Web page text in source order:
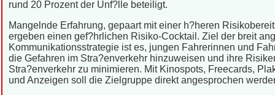
rund 20 Prozent der Unf?lle beteiligt.
Mangelnde Erfahrung, gepaart mit einer h?heren
ergeben einen gef?hrlichen Risiko-Cocktail. Ziel der breit
Kommunikationsstrategie ist es, jungen Fahrerinnen und
die Gefahren im Stra?enverkehr hinzuweisen und ihre
Stra?enverkehr zu minimieren. Mit Kinospots, Freecards,
und Anzeigen soll die Zielgruppe direkt angesprochen